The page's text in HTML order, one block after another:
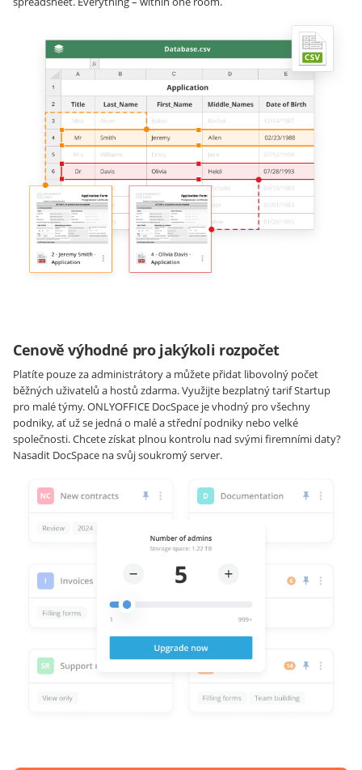
Cenově výhodné pro jakýkoli rozpočet
Platíte pouze za administrátory a můžete přidat libovolný počet
běžných uživatelů a hostů zdarma. Využijte bezplatný tarif Startup
pro malé týmy. ONLYOFFICE DocSpace je vhodný pro všechny
podniky, ať už se jedná o malé a střední podniky nebo velké
společnosti. Chcete získat plnou kontrolu nad svými firemními daty?
Nasadit DocSpace na svůj soukromý server.